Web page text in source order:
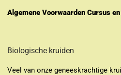
Algemene Voorwaarden Cursus
Biologische kruiden
Veel van onze geneeskrachtige